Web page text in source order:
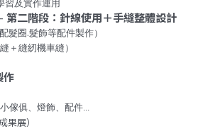
習及實作運用
- 第二階段： 針線使用＋手縫整體設計
髮圈 .髮飾等配件製作）
＋縫紉機車縫）
作
傢俱、燈飾、配件...
成果展）